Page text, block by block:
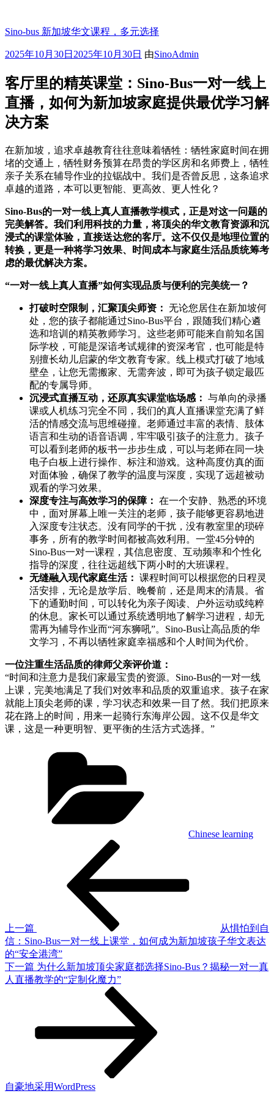
内
容
Sino-bus 新加坡华文课程，多元选择
发
于
2025年10月30日 2025年10月30日 由SinoAdmin
客厅里的精英课堂：Sino-Bus一对一线上
直播，如何为新加坡家庭提供最优学习解
决方案
在新加坡，追求卓越教育往往意味着牺牲：牺牲家庭时间在拥
堵的交通上，牺牲财务预算在昂贵的学区房和名师费上，牺牲
亲子关系在辅导作业的拉锯战中。我们是否曾反思，这条追求
卓越的道路，本可以更智能、更高效、更人性化？
Sino-Bus的一对一线上真人直播教学模式，正是对这一问题的
完美解答。我们利用科技的力量，将顶尖的华文教育资源和沉
浸式的课堂体验，直接送达您的客厅。这不仅仅是地理位置的
转换，更是一种将学习效果、时间成本与家庭生活品质统筹考
虑的最优解决方案。
“一对一线上真人直播”如何实现品质与便利的完美统一？
打破时空限制，汇聚顶尖师资： 无论您居住在新加坡何
处，您的孩子都能通过Sino-Bus平台，跟随我们精心遴
选和培训的精英教师学习。这些老师可能来自前知名国
际学校，可能是深谙考试规律的资深考官，也可能是特
别擅长幼儿启蒙的华文教育专家。线上模式打破了地域
壁垒，让您无需搬家、无需奔波，即可为孩子锁定最匹
配的专属导师。
沉浸式直播互动，还原真实课堂临场感： 与单向的录播
课或人机练习完全不同，我们的真人直播课堂充满了鲜
活的情感交流与思维碰撞。老师通过丰富的表情、肢体
语言和生动的语音语调，牢牢吸引孩子的注意力。孩子
可以看到老师的板书一步步生成，可以与老师在同一块
电子白板上进行操作、标注和游戏。这种高度仿真的面
对面体验，确保了教学的温度与深度，实现了远超被动
观看的学习效果。
深度专注与高效学习的保障： 在一个安静、熟悉的环境
中，面对屏幕上唯一关注的老师，孩子能够更容易地进
入深度专注状态。没有同学的干扰，没有教室里的琐碎
事务，所有的教学时间都被高效利用。一堂45分钟的
Sino-Bus一对一课程，其信息密度、互动频率和个性化
指导的深度，往往远超线下两小时的大班课程。
无缝融入现代家庭生活： 课程时间可以根据您的日程灵
活安排，无论是放学后、晚餐前，还是周末的清晨。省
下的通勤时间，可以转化为亲子阅读、户外运动或纯粹
的休息。家长可以通过系统透明地了解学习进程，却无
需再为辅导作业而“河东狮吼”。Sino-Bus让高品质的华
文学习，不再以牺牲家庭幸福感和个人时间为代价。
一位注重生活品质的律师父亲评价道：
“时间和注意力是我们家最宝贵的资源。Sino-Bus的一对一线
上课，完美地满足了我们对效率和品质的双重追求。孩子在家
就能上顶尖老师的课，学习状态和效果一目了然。我们把原来
花在路上的时间，用来一起骑行东海岸公园。这不仅是华文
课，这是一种更明智、更平衡的生活方式选择。”
Chinese learning
上一篇
从惧怕到自
信：Sino-Bus一对一线上课堂，如何成为新加坡孩子华文表达
的“安全港湾”
下
一
下一篇 为什么新加坡顶尖家庭都选择Sino-Bus？揭秘一对一真
人直播教学的“定制化魔力”
自豪地采用WordPress